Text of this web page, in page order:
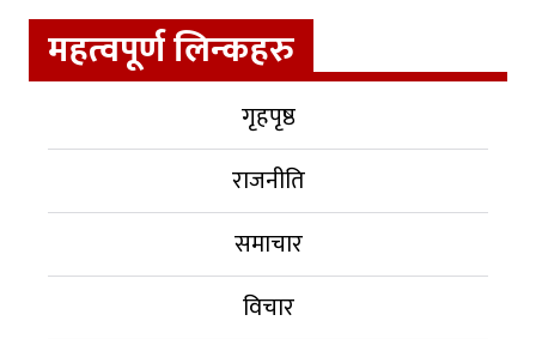
महत्वपूर्ण लिन्कहरु
गृहपृष्ठ
राजनीति
समाचार
विचार